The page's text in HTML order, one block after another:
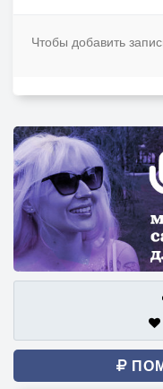
Чтобы добавить